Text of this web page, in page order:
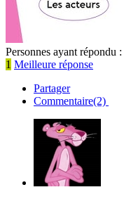
Personnes ayant répondu :
1 Meilleure réponse
Partager
Commentaire(2)